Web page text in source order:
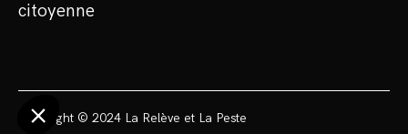
citoyenne
Copyright © 2024 La Relève et La Peste